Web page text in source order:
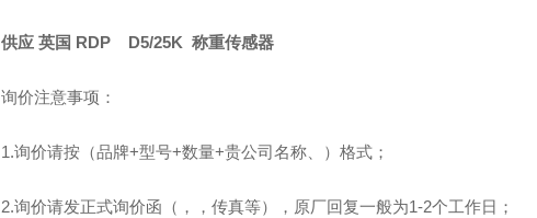
供应 英国 RDP D5/25K 称重传感器
询价注意事项：
1.询价请按（品牌+型号+数量+贵公司名称、）格式；
2.询价请发正式询价函（，，传真等），原厂回复一般为1-2个工作日；